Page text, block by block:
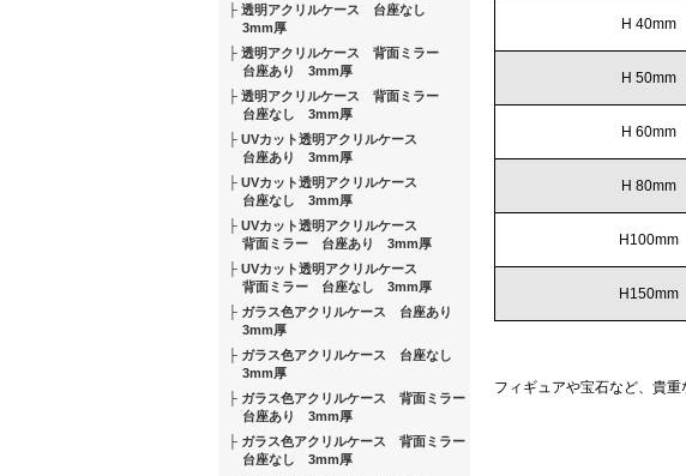
透明アクリルケース 台座なし
3mm厚
透明アクリルケース 背面ミラー
台座あり 3mm厚
透明アクリルケース 背面ミラー
台座なし 3mm厚
UVカット透明アクリルケース
台座あり 3mm厚
UVカット透明アクリルケース
台座なし 3mm厚
UVカット透明アクリルケース
背面ミラー 台座あり 3mm厚
UVカット透明アクリルケース
背面ミラー 台座なし 3mm厚
ガラス色アクリルケース 台座あり
3mm厚
ガラス色アクリルケース 台座なし
3mm厚
ガラス色アクリルケース 背面ミラー
台座あり 3mm厚
ガラス色アクリルケース 背面ミラー
台座なし 3mm厚
H 40mm
H 50mm
H 60mm
H 80mm
H100mm
H150mm
フィギュアや宝石など、貴重